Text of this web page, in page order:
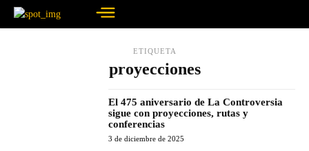
ETIQUETA
proyecciones
El 475 aniversario de La Controversia
sigue con proyecciones, rutas y
conferencias
3 de diciembre de 2025